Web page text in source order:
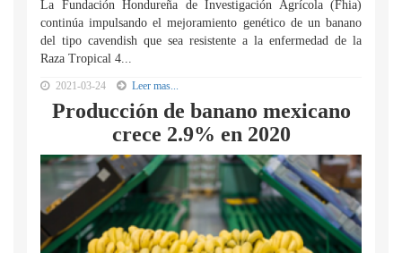
La Fundación Hondureña de Investigación Agrícola (Fhia)
continúa impulsando el mejoramiento genético de un banano
del tipo cavendish que sea resistente a la enfermedad de la
Raza Tropical 4...
2021-03-24 Leer mas...
Producción de banano mexicano
crece 2.9% en 2020